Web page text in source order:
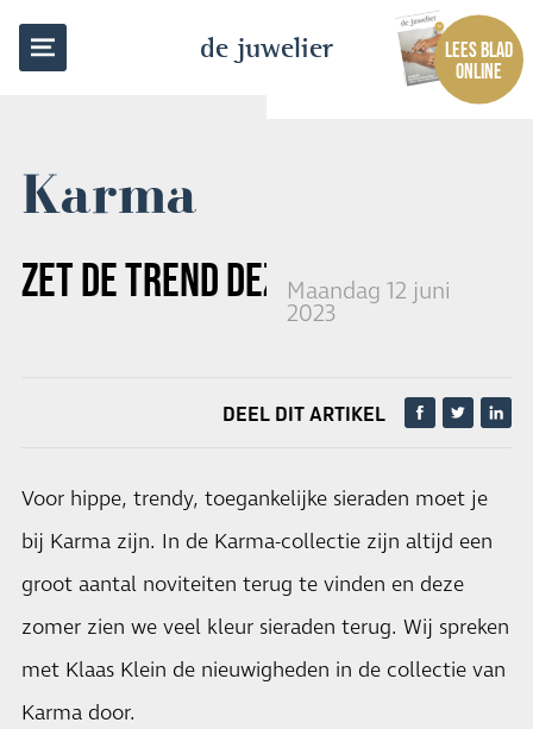
de juwelier
LEES BLAD
ONLINE
Karma
ZET DE TREND DEZE ZOMER
Maandag 12 juni
2023
TERUG NAAR OVERZICHT
DEEL DIT ARTIKEL
Voor hippe, trendy, toegankelijke sieraden moet je
bij Karma zijn. In de Karma-collectie zijn altijd een
groot aantal noviteiten terug te vinden en deze
zomer zien we veel kleur sieraden terug. Wij spreken
met Klaas Klein de nieuwigheden in de collectie van
Karma door.